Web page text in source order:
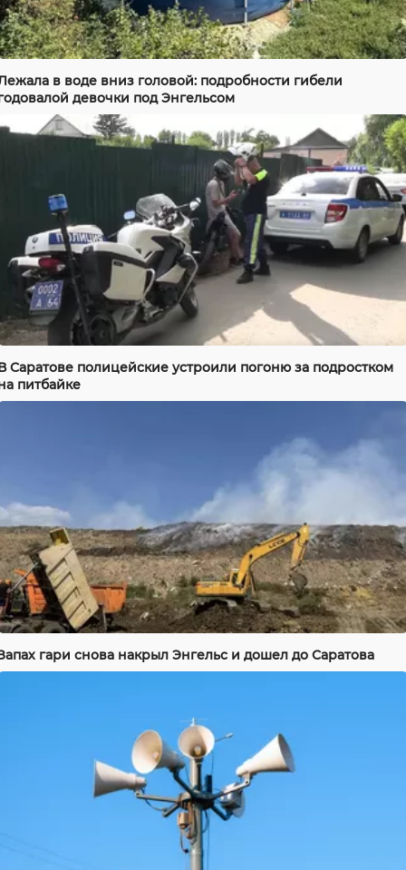
в воде вниз головой: подробности гибели
девочки под Энгельсом
Саратове полицейские устроили погоню за подростком
питбайке
гари снова накрыл Энгельс и дошел до Саратова